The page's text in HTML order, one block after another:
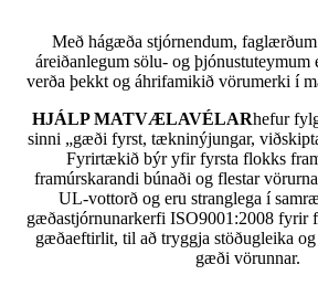
Með hágæða stjórnendum,
áreiðanlegum sölu- og þjónustuteymum
verða þekkt og áhrifamikið vörumerki í
HJÁLP MATVÆLAVÉLARhefur
sinni „gæði fyrst, tækninýjungar,
Fyrirtækið býr yfir fyrsta flokks
framúrskarandi búnaði og flestar
UL-vottorð og eru stranglega í
gæðastjórnunarkerfi ISO9001:2008 fyrir
gæðaeftirlit, til að tryggja stöðugleika
gæði vörunnar.